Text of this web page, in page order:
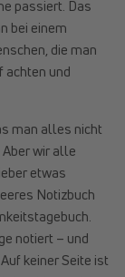
passiert. Das
bei einem
die man
achten und
man alles nicht
wir alle
etwas
Notizbuch
notiert – und
keiner Seite ist